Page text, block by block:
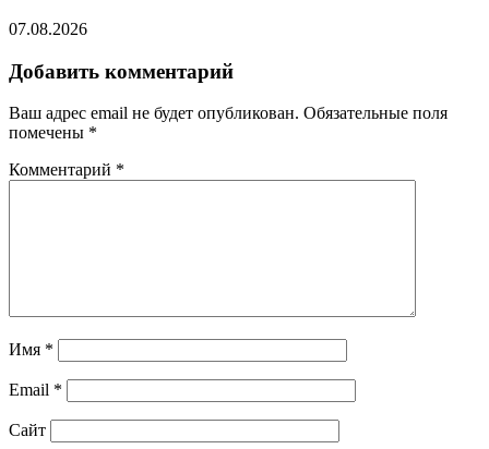
07.08.2026
Добавить комментарий
Ваш адрес email не будет опубликован. Обязательные поля
помечены *
Комментарий *
Имя *
Email *
Сайт